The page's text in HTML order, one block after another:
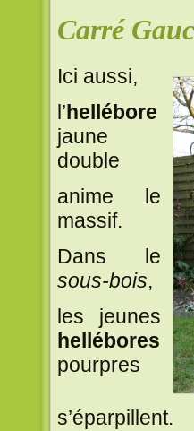
Carré
Ici aussi,
l’hellébore
jaune
double
anime le
massif.
Dans le
sous-bois,
les jeunes
hellébores
pourpres
s’éparpillent.